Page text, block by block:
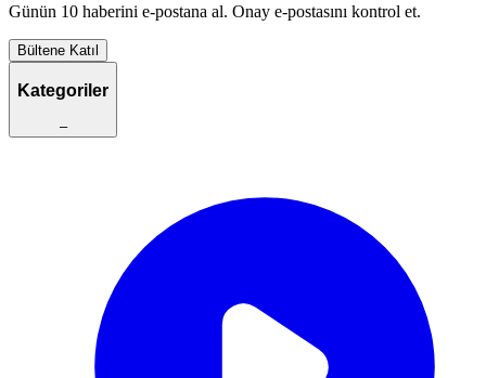
Günün 10 haberini e-postana al. Onay e-postasını kontrol et.
Bültene Katıl
Kategoriler
–